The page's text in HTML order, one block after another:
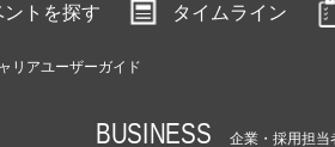
トを探す タイムライン
リアユーザーガイド
BUSINESS 企業・採用担当